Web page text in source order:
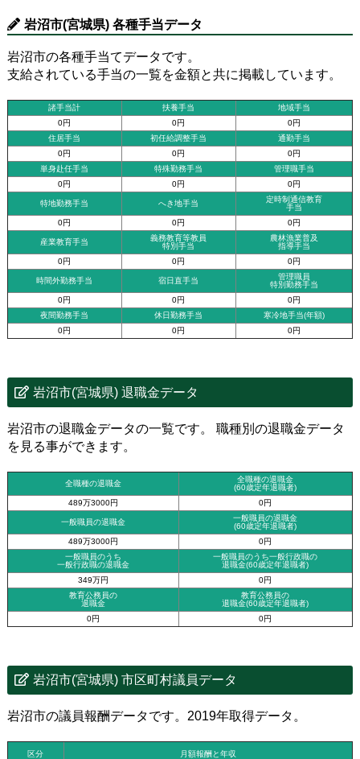
岩沼市(宮城県) 各種手当データ
岩沼市の各種手当てデータです。
支給されている手当の一覧を金額と共に掲載しています。
諸手当計 扶養手当
地域手当
0円
0円
0円
住居手当
初任給調整手当
通勤手当
0円
0円
0円
単身赴任手当
特殊勤務手当
管理職手当
0円
0円 0円
特地勤務手当 へき地手当
定時制通信教育
手当
0円
0円 0円
産業教育手当
義務教育等教員
特別手当
農林漁業普及
指導手当
0円
0円 0円
時間外勤務手当 宿日直手当
管理職員
特別勤務手当
0円
0円
0円
夜間勤務手当
休日勤務手当
寒冷地手当(年額)
0円
0円 0円
岩沼市(宮城県) 退職金データ
岩沼市の退職金データの一覧です。 職種別の退職金データ
を見る事ができます。
全職種の退職金
全職種の退職金
(60歳定年退職者)
489万3000円
0円
一般職員の退職金
一般職員の退職金
(60歳定年退職者)
489万3000円
0円
一般職員のうち
一般行政職の退職金
一般職員のうち一般行政職の
退職金(60歳定年退職者)
349万円
0円
教育公務員の
退職金
教育公務員の
退職金(60歳定年退職者)
0円
0円
岩沼市(宮城県) 市区町村議員データ
岩沼市の議員報酬データです。2019年取得データ。
区分 月額報酬と年収